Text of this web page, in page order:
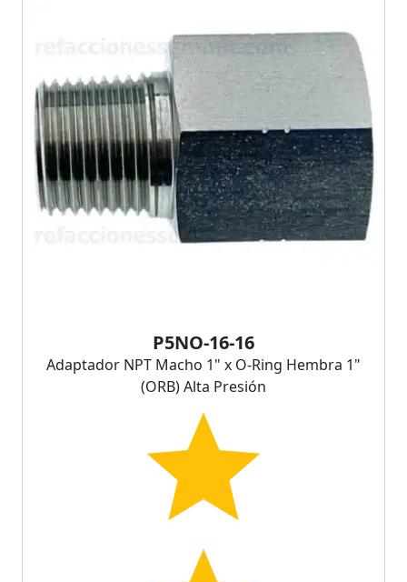
P5NO-16-16
Adaptador NPT Macho 1" x O-Ring Hembra 1"
(ORB) Alta Presión